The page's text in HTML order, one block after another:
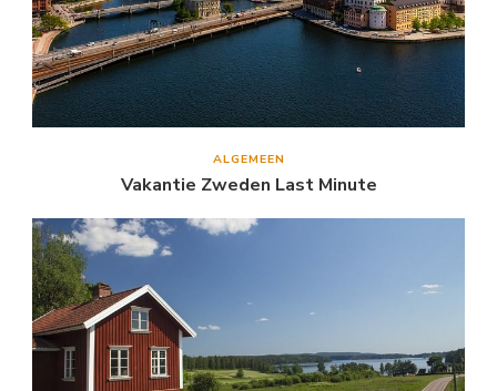
ALGEMEEN
Vakantie Zweden Last Minute